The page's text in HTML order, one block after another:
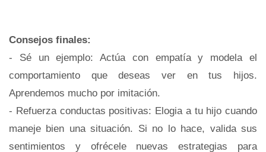
Consejos finales:
- Sé un ejemplo: Actúa con empatía y modela el
comportamiento que deseas ver en tus hijos.
Aprendemos mucho por imitación.
- Refuerza conductas positivas: Elogia a tu hijo cuando
maneje bien una situación. Si no lo hace, valida sus
sentimientos y ofrécele nuevas estrategias para